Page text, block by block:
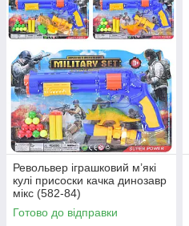
Револьвер іграшковий м’які
кулі присоски качка динозавр
мікс (582-84)
Готово до відправки